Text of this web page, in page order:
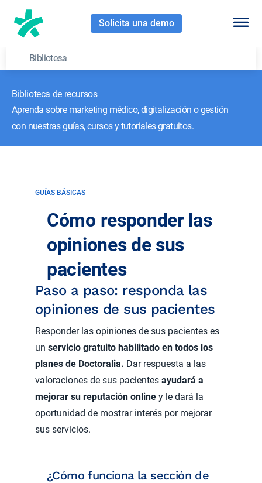
Solicita una demo
Biblioteca
Biblioteca de recursos
Aprenda sobre marketing médico, digitalización o gestión
con nuestras guías, cursos y tutoriales gratuitos.
GUÍAS BÁSICAS
Cómo responder las
opiniones de sus
pacientes
Paso a paso: responda las
opiniones de sus pacientes
Responder las opiniones de sus pacientes es
un servicio gratuito habilitado en todos los
planes de Doctoralia. Dar respuesta a las
valoraciones de sus pacientes ayudará a
mejorar su reputación online y le dará la
oportunidad de mostrar interés por mejorar
sus servicios.
¿Cómo funciona la sección de